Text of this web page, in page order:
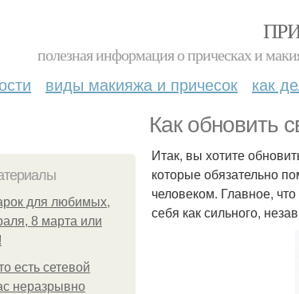
полезная информация о прическах и
виды макияжа и причесок как
Как обновить
для любимых,
8 марта или
есть сетевой
неразрывно
Итак, вы хотите
которые обязательно
человеком. Главное,
себя как сильного,